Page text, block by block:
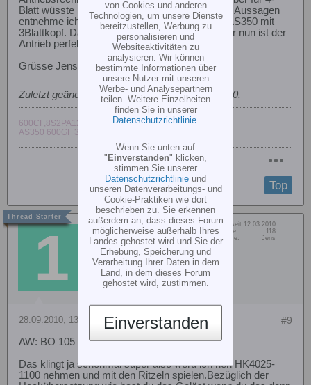
Blatt wüsste ich da nix. Meine oben gemachten Aussagen
entnehme ich meinen Erfahrungen mit meiner AS350 mit
3Blattkopf. Da war viel Ausprobieren dabei. Aber nun ist der
Antrieb perfekt.
Grüsse Jens
Zuletzt geändert vonjens-110;27.09.2010, 12:40.
600CF,8S2PA123,Jive80+HV,Orbit30-09HE,3digi
AS350 600GF 3blattkopf,Orbit30-10,3digi
Top
135erHeli
Member
Dabei seit: 12.03.2010
Beiträge:
118
Vorname:
Jens
#9
28.09.2010, 13:16
AW: BO 105 Rex 600E 4Blatt Antrieb?
Das klingt ja schonmal super also werd ich nen HK4025-
1100 nehmen und mit den Ritzeln spielen.Bezüglich der
von Cookies und anderen
Technologien, um unsere Dienste
bereitzustellen, Werbung zu
personalisieren und
Websiteaktivitäten zu
analysieren. Wir können
bestimmte Informationen über
unsere Nutzer mit unseren
Werbe- und Analysepartnern
teilen. Weitere Einzelheiten
finden Sie in unserer
Datenschutzrichtlinie.
Wenn Sie unten auf
"Einverstanden" klicken,
stimmen Sie unserer
Datenschutzrichtlinie und
unseren Datenverarbeitungs- und
Cookie-Praktiken wie dort
beschrieben zu. Sie erkennen
außerdem an, dass dieses Forum
möglicherweise außerhalb Ihres
Landes gehostet wird und Sie der
Erhebung, Speicherung und
Verarbeitung Ihrer Daten in dem
Land, in dem dieses Forum
gehostet wird, zustimmen.
Einverstanden